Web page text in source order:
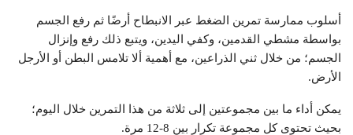
أسلوب ممارسة تمرين الضغط عبر الانبطاح أرضًا ثم رفع الجسم
بواسطة مشطي القدمين، وكفي اليدين، ويتبع ذلك رفع وإنزال
الجسم؛ من خلال ثني الذراعين، مع أهمية ألا تلامس البطن أو الأرجل
الأرض.
يمكن أداء ما بين مجموعتين إلى ثلاثة من هذا التمرين خلال اليوم؛
بحيث تحتوى كل مجموعة تكرار بين 8-12 مرة.